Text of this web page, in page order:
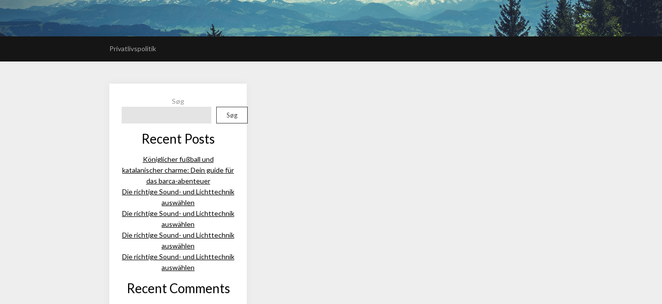
Privatlivspolitik
Søg
Søg
Recent Posts
Königlicher fußball und
katalanischer charme: Dein guide für
das barca-abenteuer
Die richtige Sound- und Lichttechnik
auswählen
Die richtige Sound- und Lichttechnik
auswählen
Die richtige Sound- und Lichttechnik
auswählen
Die richtige Sound- und Lichttechnik
auswählen
Recent Comments